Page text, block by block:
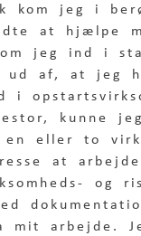
kom jeg i
at hjælpe
jeg ind i
af, at jeg
kunne
eller to
at
og
mit arbejde.